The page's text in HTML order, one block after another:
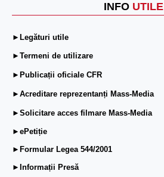
INFO UTILE
►Legături utile
►Termeni de utilizare
►Publicații oficiale CFR
►Acreditare reprezentanți Mass-Media
►Solicitare acces filmare Mass-Media
►ePetiție
►Formular Legea 544/2001
►Informații Presă